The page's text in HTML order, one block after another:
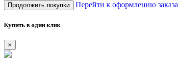
Продолжить покупки Перейти к оформлению заказа
Купить в один клик
×